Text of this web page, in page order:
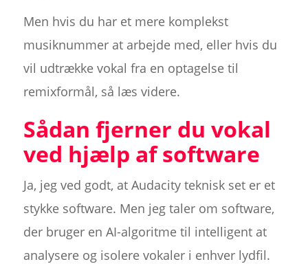
Men hvis du har et mere komplekst
musiknummer at arbejde med, eller hvis du
vil udtrække vokal fra en optagelse til
remixformål, så læs videre.
Sådan fjerner du vokal
ved hjælp af software
Ja, jeg ved godt, at Audacity teknisk set er et
stykke software. Men jeg taler om software,
der bruger en AI-algoritme til intelligent at
analysere og isolere vokaler i enhver lydfil.